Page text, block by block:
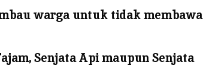
warga untuk tidak membawa
Senjata Api maupun Senjata